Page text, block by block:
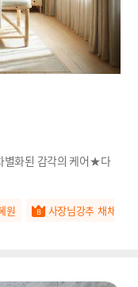
별화된 감각의 케어★다
원 사장님강추 채채